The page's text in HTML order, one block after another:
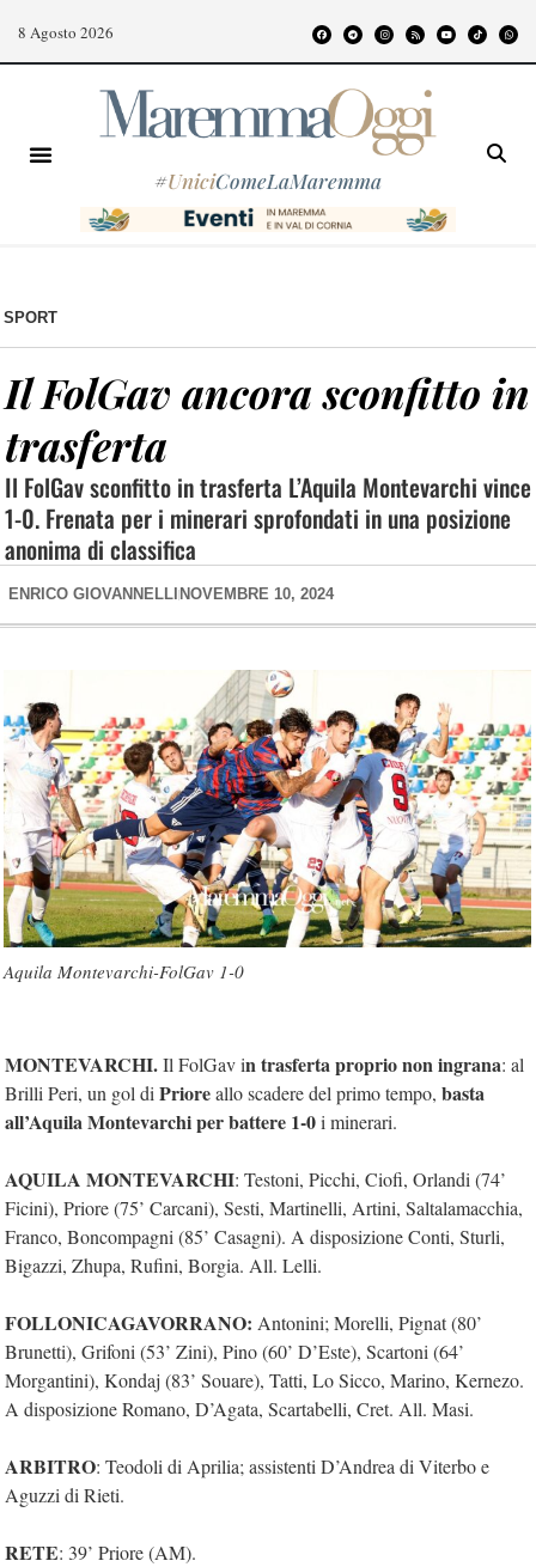
8 Agosto 2026
#UniciComeLaMaremma
SPORT
Il FolGav ancora sconfitto in
trasferta
Il FolGav sconfitto in trasferta L’Aquila Montevarchi vince
1-0. Frenata per i minerari sprofondati in una posizione
anonima di classifica
ENRICO GIOVANNELLI NOVEMBRE 10, 2024
Aquila Montevarchi-FolGav 1-0
MONTEVARCHI.Il FolGav in trasferta proprio non ingrana: al
Brilli Peri, un gol di Prioreallo scadere del primo tempo, basta
all’Aquila Montevarchi per battere 1-0i minerari.
AQUILA MONTEVARCHI: Testoni, Picchi, Ciofi, Orlandi (74’
Ficini), Priore (75’ Carcani), Sesti, Martinelli, Artini, Saltalamacchia,
Franco, Boncompagni (85’ Casagni). A disposizione Conti, Sturli,
Bigazzi, Zhupa, Rufini, Borgia. All. Lelli.
FOLLONICAGAVORRANO: Antonini; Morelli, Pignat (80’
Brunetti), Grifoni (53’ Zini), Pino (60’ D’Este), Scartoni (64’
Morgantini), Kondaj (83’ Souare), Tatti, Lo Sicco, Marino, Kernezo.
A disposizione Romano, D’Agata, Scartabelli, Cret. All. Masi.
ARBITRO: Teodoli di Aprilia; assistenti D’Andrea di Viterbo e
Aguzzi di Rieti.
RETE: 39’ Priore (AM).